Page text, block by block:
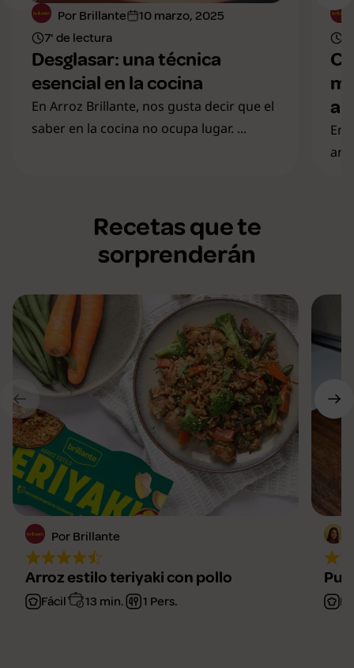
Por Brillante
10 marzo, 2025
7' de lectura
Desglasar: una técnica
esencial en la cocina
En Arroz Brillante, nos gusta decir que el
saber en la cocina no ocupa lugar. ...
al
En
Recetas que te
sorprenderán
Por Brillante
Arroz estilo teriyaki con pollo
Fácil 13 min. 1 Pers.